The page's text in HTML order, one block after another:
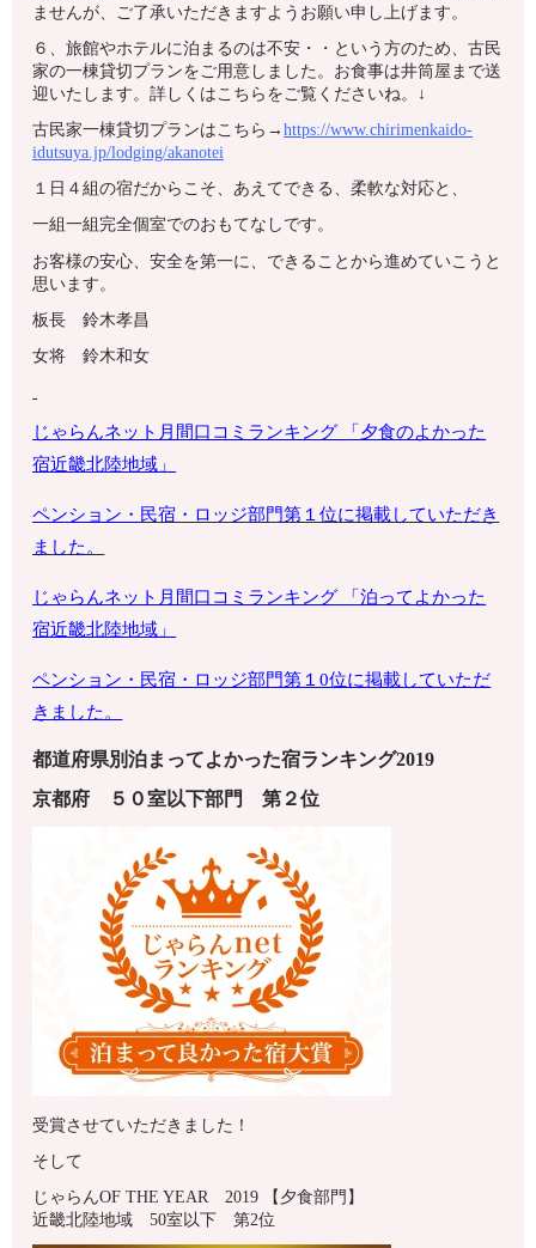
ませんが、ご了承いただきますようお願い申し上げます。
６、旅館やホテルに泊まるのは不安・・という方のため、古民
家の一棟貸切プランをご用意しました。お食事は井筒屋まで送
迎いたします。詳しくはこちらをご覧くださいね。↓
古民家一棟貸切プランはこちら→https://www.chirimenkaido-
idutsuya.jp/lodging/akanotei
１日４組の宿だからこそ、あえてできる、柔軟な対応と、
一組一組完全個室でのおもてなしです。
お客様の安心、安全を第一に、できることから進めていこうと
思います。
板長 鈴木孝昌
女将 鈴木和女
じゃらんネット月間口コミランキング 「夕食のよかった
宿近畿北陸地域 」
ペンション・ 民宿・ロッジ部門第１位に掲載していただき
ました。
じゃらんネット月間口コミランキング 「泊ってよかった
宿近畿北陸地域」
ペンション・ 民宿・ロッジ部門第１0位に掲載していただ
きました。
都道府県別泊まってよかった宿ランキング2019
京都府
５０室以下部門 第 ２位
受賞させていただきました！
そして
じゃらんOF THE YEAR 2019 【夕食部門】
近畿北陸地域 50室以下 第2位